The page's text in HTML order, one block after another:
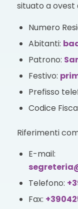
situato a ovest
Numero
Abitanti:
Patrono:
Festivo:
Prefisso
Codice
Riferimenti
E-mail:
Telefono:
Fax: